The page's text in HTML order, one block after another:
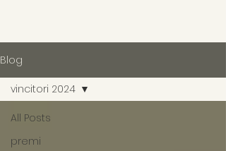
Blog
All Posts
premi
vincitori 2024